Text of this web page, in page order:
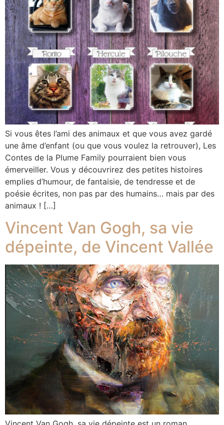
Si vous êtes l’ami des animaux et que vous avez gardé
une âme d’enfant (ou que vous voulez la retrouver), Les
Contes de la Plume Family pourraient bien vous
émerveiller. Vous y découvrirez des petites histoires
emplies d’humour, de fantaisie, de tendresse et de
poésie écrites, non pas par des humains… mais par des
animaux ! […]
Vincent Van Gogh, sa vie
dépeinte, de Vincent Vallée